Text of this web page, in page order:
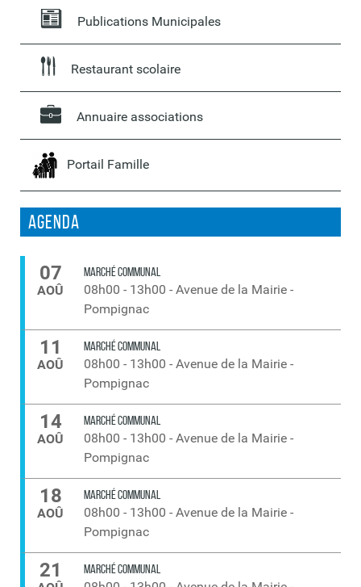
Publications Municipales
Restaurant scolaire
Annuaire associations
Portail Famille
Agenda
07
AOÛ
MARCHÉ COMMUNAL
08h00 - 13h00 - Avenue de la Mairie -
Pompignac
11
AOÛ
MARCHÉ COMMUNAL
08h00 - 13h00 - Avenue de la Mairie -
Pompignac
14
AOÛ
MARCHÉ COMMUNAL
08h00 - 13h00 - Avenue de la Mairie -
Pompignac
18
AOÛ
MARCHÉ COMMUNAL
08h00 - 13h00 - Avenue de la Mairie -
Pompignac
21 MARCHÉ COMMUNAL